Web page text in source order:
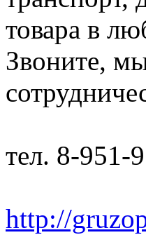
товара в
Звоните,
тел. 8-951-
http://